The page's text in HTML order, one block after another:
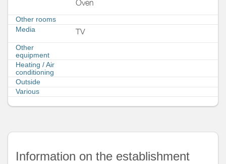
Oven
Other rooms
Media
TV
Other
equipment
Heating / Air
conditioning
Outside
Various
Information on the establishment